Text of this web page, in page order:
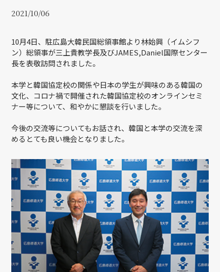
2021/10/06
10月4日、駐広島大韓民国総領事館より林始興（イムシフ
ン）総領事が三上貴教学長及びJAMES,Daniel国際センター
長を表敬訪問されました。
本学と韓国協定校の関係や日本の学生が興味のある韓国の
文化、コロナ禍で開催された韓国協定校のオンラインセミ
ナー等について、和やかに懇談を行いました。
今後の交流等についてもお話され、韓国と本学の交流を深
めるとても良い機会となりました。